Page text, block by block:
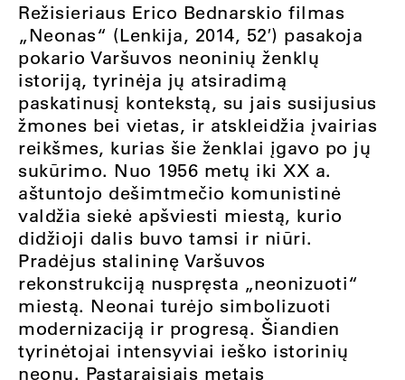
Režisieriaus Erico Bednarskio filmas
„Neonas“ (Lenkija, 2014, 52′) pasakoja
pokario Varšuvos neoninių ženklų
istoriją, tyrinėja jų atsiradimą
paskatinusį kontekstą, su jais susijusius
žmones bei vietas, ir atskleidžia įvairias
reikšmes, kurias šie ženklai įgavo po jų
sukūrimo. Nuo 1956 metų iki XX a.
aštuntojo dešimtmečio komunistinė
valdžia siekė apšviesti miestą, kurio
didžioji dalis buvo tamsi ir niūri.
Pradėjus stalininę Varšuvos
rekonstrukciją nuspręsta „neonizuoti“
miestą. Neonai turėjo simbolizuoti
modernizaciją ir progresą. Šiandien
tyrinėtojai intensyviai ieško istorinių
neonų. Pastaraisiais metais